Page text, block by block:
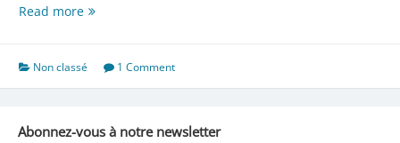
Read morePromenade
Var
Non classé 1 Comment
Abonnez-vous à notre newsletter